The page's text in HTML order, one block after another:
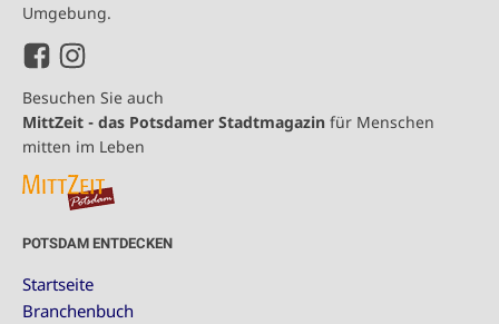
Umgebung.
Besuchen Sie auch
MittZeit - das Potsdamer Stadtmagazin für Menschen
mitten im Leben
POTSDAM ENTDECKEN
Startseite
Branchenbuch